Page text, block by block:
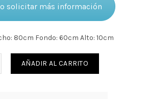
solicitar más información
80cm Fondo: 60cm Alto: 10cm
AÑADIR AL CARRITO